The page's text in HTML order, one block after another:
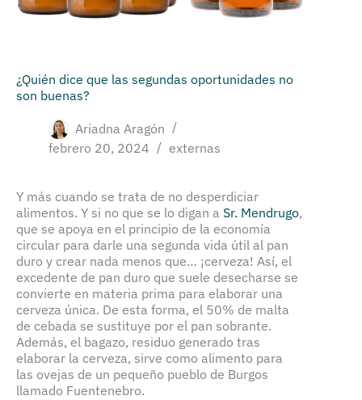
¿Quién dice que las segundas oportunidades no
son buenas?
Ariadna Aragón
febrero 20, 2024
externas
Y más cuando se trata de no desperdiciar
alimentos. Y si no que se lo digan a Sr. Mendrugo,
que se apoya en el principio de la economía
circular para darle una segunda vida útil al pan
duro y crear nada menos que… ¡cerveza! Así, el
excedente de pan duro que suele desecharse se
convierte en materia prima para elaborar una
cerveza única. De esta forma, el 50% de malta
de cebada se sustituye por el pan sobrante.
Además, el bagazo, residuo generado tras
elaborar la cerveza, sirve como alimento para
las ovejas de un pequeño pueblo de Burgos
llamado Fuentenebro.